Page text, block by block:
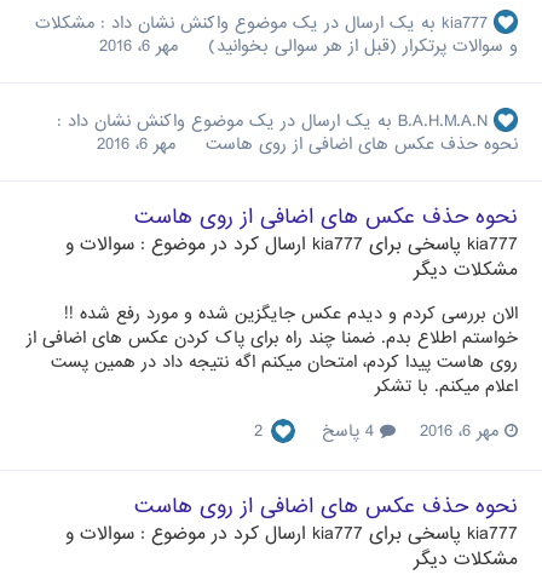
kia777 به یک ارسال در یک موضوع واکنش نشان داد : مشکلات
و سوالات پرتکرار (قبل از هر سوالی بخوانید)
مهر 6، 2016
B.A.H.M.A.N به یک ارسال در یک موضوع واکنش نشان داد :
نحوه حذف عکس های اضافی از روی هاست
مهر 6، 2016
نحوه حذف عکس های اضافی از روی هاست
kia777 پاسخی برای kia777 ارسال کرد در موضوع : سوالات و
مشکلات دیگر
الان بررسی کردم و دیدم عکس جایگزین شده و مورد رفع شده !!
خواستم اطلاع بدم. ضمنا چند راه برای پاک کردن عکس های اضافی از
روی هاست پیدا کردم، امتحان میکنم اگه نتیجه داد در همین پست
اعلام میکنم. با تشکر
مهر 6، 2016
2
نحوه حذف عکس های اضافی از روی هاست
kia777 پاسخی برای kia777 ارسال کرد در موضوع : سوالات و
مشکلات دیگر